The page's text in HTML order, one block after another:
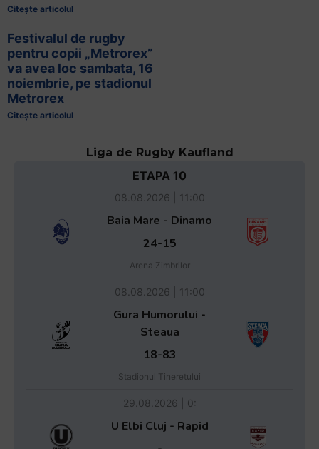
Citește articolul
Festivalul de rugby
pentru copii „Metrorex”
va avea loc sambata, 16
noiembrie, pe stadionul
Metrorex
Citește articolul
Liga de Rugby Kaufland
ETAPA 10
08.08.2026 | 11:00
Baia Mare - Dinamo
24-15
Arena Zimbrilor
08.08.2026 | 11:00
Gura Humorului -
Steaua
18-83
Stadionul Tineretului
29.08.2026 | 0:
U Elbi Cluj - Rapid